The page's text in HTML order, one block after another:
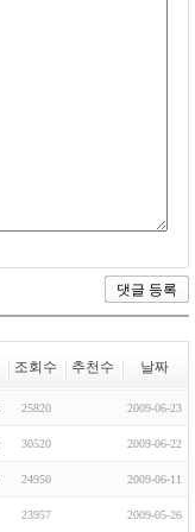
조회수 추천수 날짜
25820 2009-06-23
30520 2009-06-22
24950 2009-06-11
23957 2009-05-26